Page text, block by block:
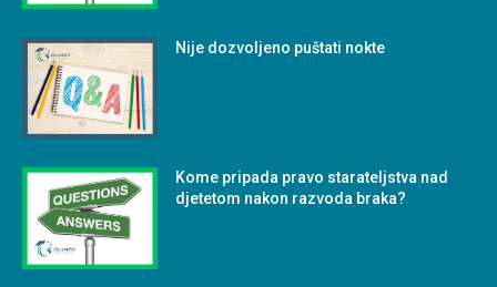
Nije dozvoljeno puštati nokte
Kome pripada pravo starateljstva nad
djetetom nakon razvoda braka?